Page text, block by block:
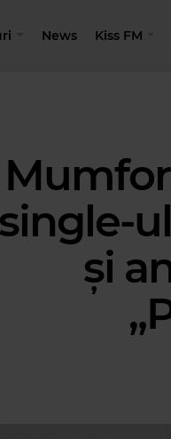
News Kiss FM
single-
și